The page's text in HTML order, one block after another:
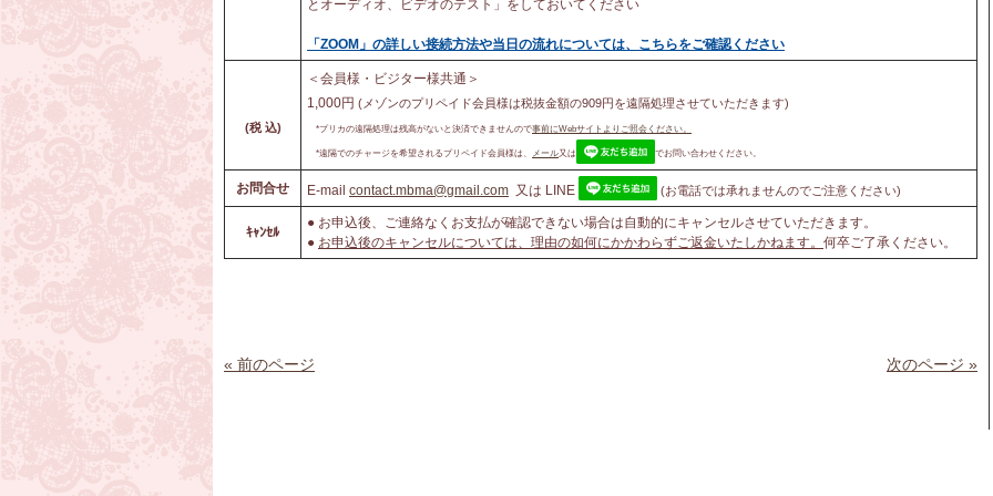
とオーディオ、ビデオのテスト」をしておいてください
「ZOOM」の詳しい接続方法や当日の流れについては、こちらをご確認ください
(税 込)
＜会員様・ビジター様共通＞
1,000円 (メゾンのプリペイド会員様は税抜金額の909円を遠隔処理させていただきます)
*プリカの遠隔処理は残高がないと決済できませんので事前にWebサイトよりご照会ください。
*遠隔でのチャージを希望されるプリペイド会員様は、 メール又は でお問い合わせください。
お問合せ E-mail contact.mbma@gmail.com 又は LINE (お電話では承れませんのでご注意ください)
ｷｬﾝｾﾙ
● お申込後、ご連絡なくお支払が確認できない場合は自動的にキャンセルさせていただきます。
● お申込後のキャンセルについては、理由の如何にかかわらずご返金いたしかねます。 何卒ご了承ください。
« 前のページ 次のページ »